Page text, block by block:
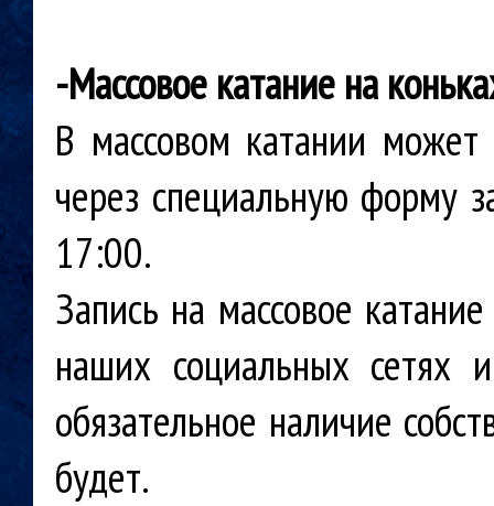
-Массовое катание на
В массовом катании
через специальную форму
17:00.
Запись на массовое
наших социальных
обязательное наличие
будет.